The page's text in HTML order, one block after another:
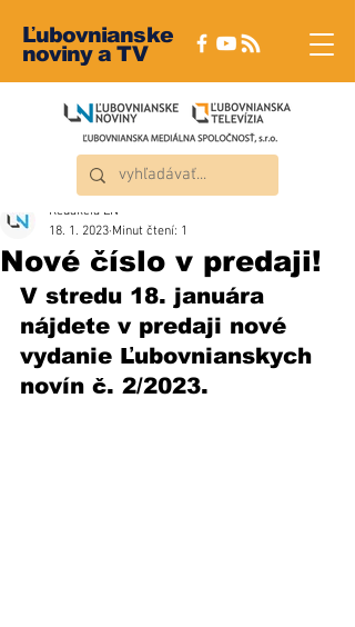
Ľubovnianske
noviny a TV
Nové číslo v predaji!
Redakcia ĽN
18. 1. 2023 Minut čtení: 1
V stredu 18. januára
nájdete v predaji nové
vydanie Ľubovnianskych
novín č. 2/2023.